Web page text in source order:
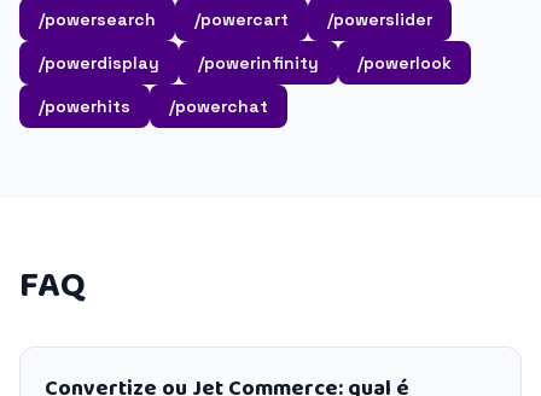
/powersearch /powercart
/powerslider
/powerdisplay
/powerinfinity
/powerlook
/powerhits
/powerchat
FAQ
Convertize ou Jet Commerce: qual é